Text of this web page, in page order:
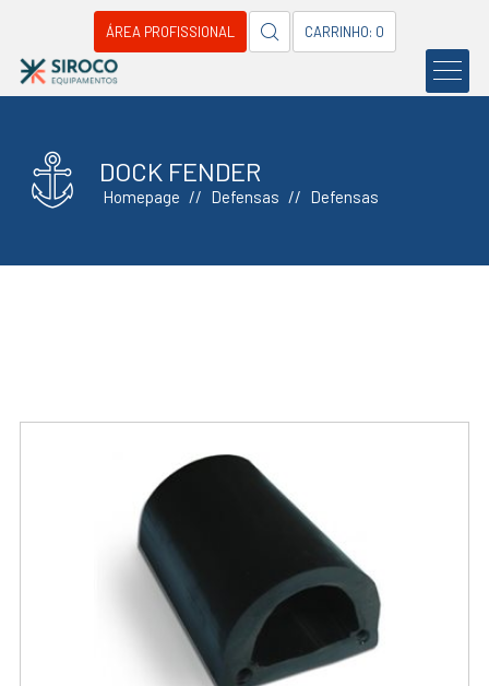
ÁREA PROFISSIONAL CARRINHO: 0
DOCK FENDER
Homepage Defensas Defensas